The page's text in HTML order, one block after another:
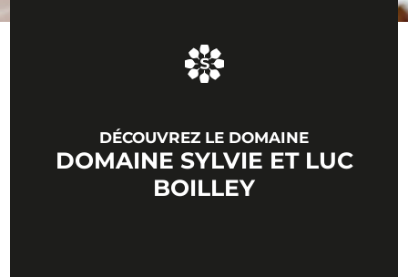
DÉCOUVREZ LE DOMAINE
DOMAINE SYLVIE ET LUC
BOILLEY